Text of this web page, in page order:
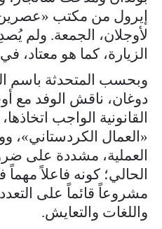
إيرول من مكتب
لأوجلان، الجمعة. ولم
الزيارة، كما هو معتاد،
وبحسب المتحدثة باسم
دوغان، ناقش الوفد مع
القانونية الواجب
«العمال الكردستاني»،
العملية، مشددة على
الحالي؛ كونه فاعلاً
مشروعاً قائماً على
واللغات والتعايش.